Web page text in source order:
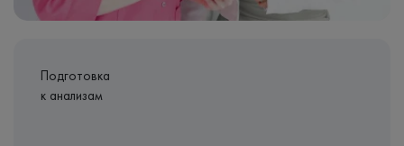
Подготовка
к анализам